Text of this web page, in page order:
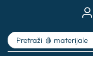
Pretraži 🩸 materijale